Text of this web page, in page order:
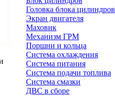
Головка блока цилиндров
Экран двигателя
Маховик
Механизм ГРМ
Поршни и кольца
Система охлаждения
Система питания
Система подачи топлива
Система смазки
ДВС в сборе